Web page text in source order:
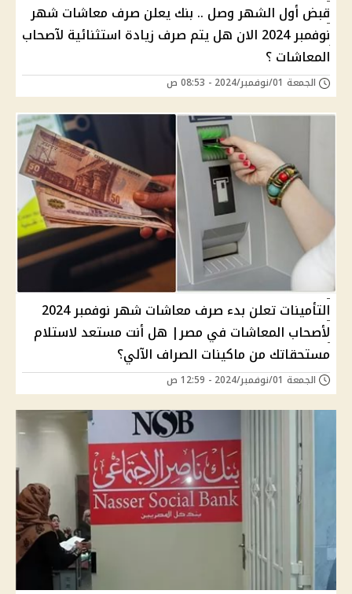
قبض أول الشهر وصل .. بنك يعلن صرف معاشات شهر
نوفمبر 2024 الان هل يتم صرف زيادة استثنائية لآصحاب
المعاشات ؟
الجمعة 01/نوفمبر/2024 - 08:53 ص
التأمينات تعلن بدء صرف معاشات شهر نوفمبر 2024
لأصحاب المعاشات في مصر| هل أنت مستعد لاستلام
مستحقاتك من ماكينات الصراف الآلي؟
الجمعة 01/نوفمبر/2024 - 12:59 ص